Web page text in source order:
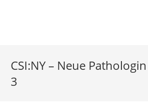
CSI:NY – Neue
3